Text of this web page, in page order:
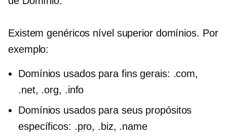
Existem genéricos nível superiordomínios. Por
exemplo:
Domínios usados ​​para fins gerais: .com,
.net, .org, .info
Domínios usados ​​para seus propósitos
específicos: .pro, .biz, .name